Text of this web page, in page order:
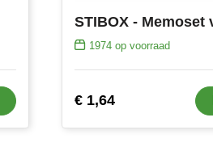
1974 op voorraad
€ 1,64